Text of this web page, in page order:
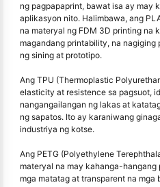
ng pagpapaprint, bawat isa ay may
aplikasyon nito. Halimbawa, ang
na materyal ng FDM 3D printing na
magandang printability, na
ng sining at prototipo.
Ang TPU (Thermoplastic
elasticity at resistence sa pagsuot,
nangangailangan ng lakas at
ng sapatos. Ito ay karaniwang
industriya ng kotse.
Ang PETG (Polyethylene
materyal na may kahanga-
mga matatag at transparent na mga